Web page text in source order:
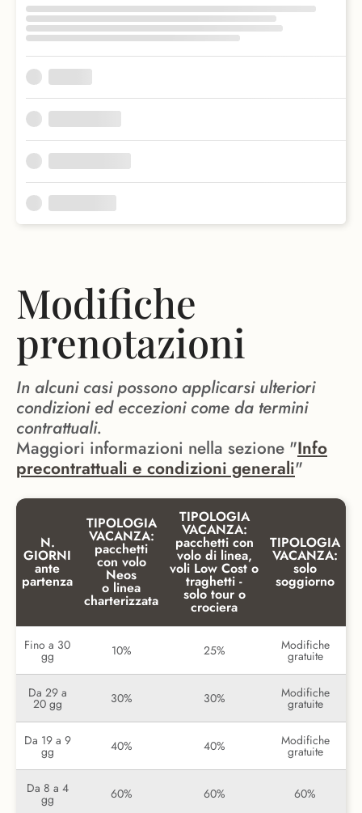
Modifiche
prenotazioni
In alcuni casi possono applicarsi ulteriori
condizioni ed eccezioni come da termini
contrattuali.
Maggiori informazioni nella sezione "Info
precontrattuali e condizioni generali"
N.
GIORNI
ante
partenza
TIPOLOGIA
VACANZA:
pacchetti
con volo
Neos
o linea
charterizzata
TIPOLOGIA
VACANZA:
pacchetti con
volo di linea,
voli Low Cost o
traghetti -
solo tour o
crociera
TIPOLOGIA
VACANZA:
solo
soggiorno
Fino a 30
gg 10% 25% Modifiche
gratuite
Da 29 a
20 gg 30% 30% Modifiche
gratuite
Da 19 a 9
gg 40% 40% Modifiche
gratuite
Da 8 a 4
gg 60% 60% 60%